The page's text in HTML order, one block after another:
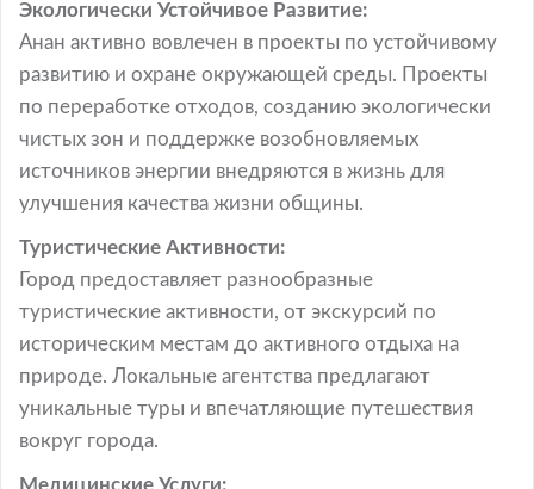
Экологически Устойчивое Развитие:
Анан активно вовлечен в проекты по устойчивому
развитию и охране окружающей среды. Проекты
по переработке отходов, созданию экологически
чистых зон и поддержке возобновляемых
источников энергии внедряются в жизнь для
улучшения качества жизни общины.
Туристические Активности:
Город предоставляет разнообразные
туристические активности, от экскурсий по
историческим местам до активного отдыха на
природе. Локальные агентства предлагают
уникальные туры и впечатляющие путешествия
вокруг города.
Медицинские Услуги: